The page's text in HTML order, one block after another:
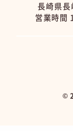
長崎県
営業時間
©